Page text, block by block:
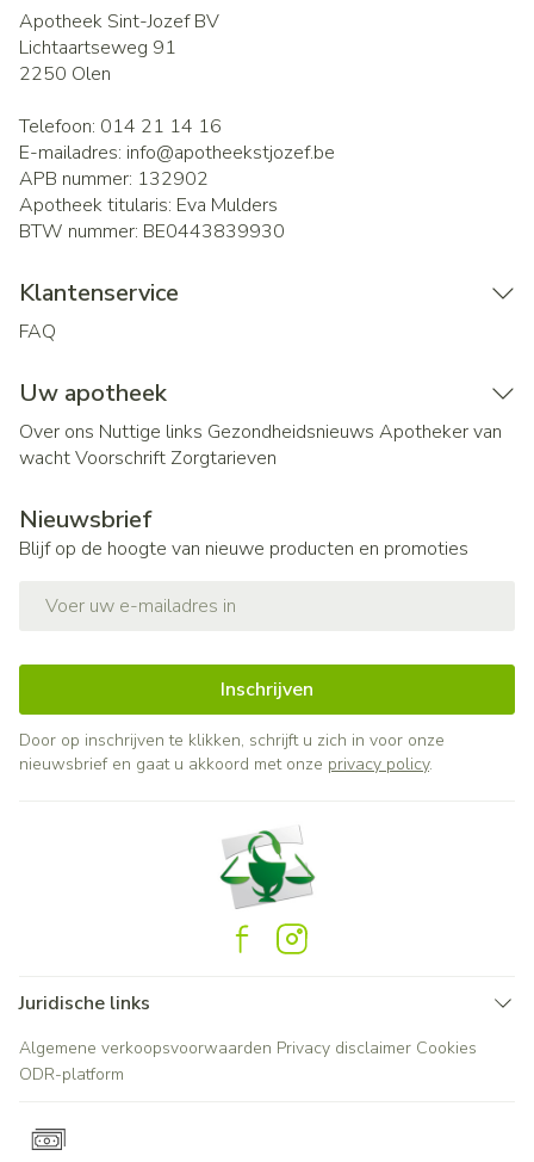
Apotheek Sint-Jozef BV
Lichtaartseweg 91
2250 Olen
Telefoon: 014 21 14 16
E-mailadres: info@apotheekstjozef.be
APB nummer: 132902
Apotheek titularis: Eva Mulders
BTW nummer: BE0443839930
Klantenservice
FAQ
Uw apotheek
Over ons Nuttige links Gezondheidsnieuws Apotheker van
wachtVoorschrift Zorgtarieven
Nieuwsbrief
Blijf op de hoogte van nieuwe producten en promoties
Inschrijven
Door op inschrijven te klikken, schrijft u zich in voor onze
nieuwsbrief en gaat u akkoord met onze privacy policy.
Juridische links
Algemene verkoopsvoorwaarden Privacy disclaimer Cookies
ODR-platform